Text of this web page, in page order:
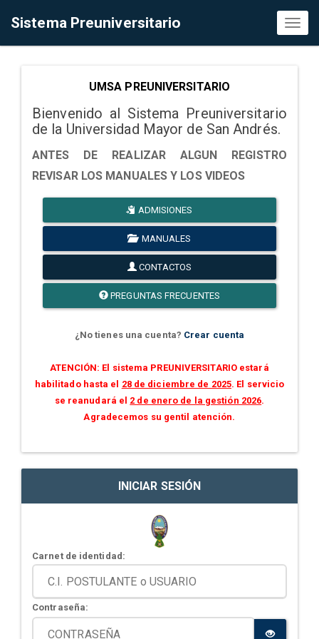
Sistema Preuniversitario
UMSA PREUNIVERSITARIO
Bienvenido al Sistema Preuniversitario
de la Universidad Mayor de San Andrés.
ANTES DE REALIZAR ALGUN REGISTRO
REVISAR LOS MANUALES Y LOS VIDEOS
ADMISIONES
MANUALES
CONTACTOS
PREGUNTAS FRECUENTES
¿No tienes una cuenta? Crear cuenta
ATENCIÓN: El sistema PREUNIVERSITARIO estará
habilitado hasta el 28 de diciembre de 2025. El servicio
se reanudará el 2 de enero de la gestión 2026.
Agradecemos su gentil atención.
INICIAR SESIÓN
Carnet de identidad:
Contraseña: